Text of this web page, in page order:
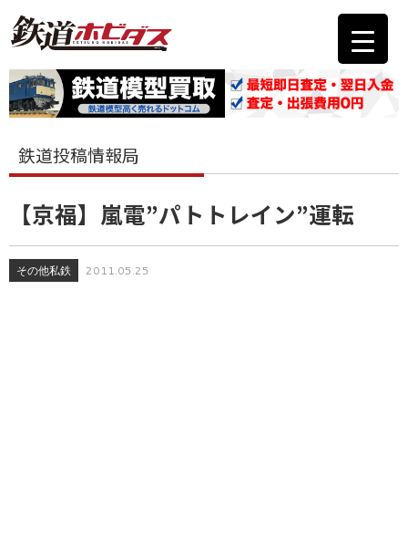
鉄道投稿情報局
【京福】嵐電”パトトレイン”運転
その他私鉄 2011.05.25